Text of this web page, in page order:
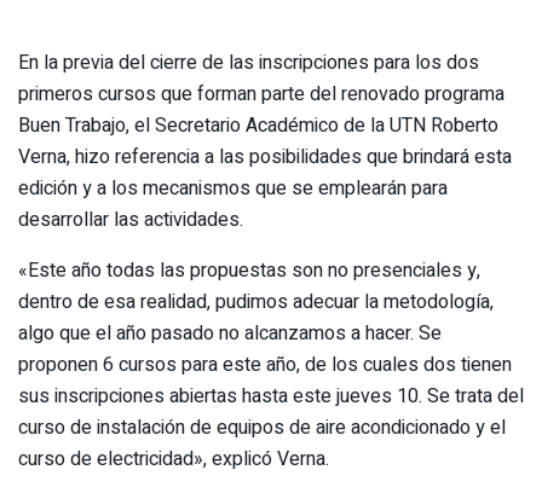
En la previa del cierre de las inscripciones para los dos
primeros cursos que forman parte del renovado programa
Buen Trabajo, el Secretario Académico de la UTN Roberto
Verna, hizo referencia a las posibilidades que brindará esta
edición y a los mecanismos que se emplearán para
desarrollar las actividades.
«Este año todas las propuestas son no presenciales y,
dentro de esa realidad, pudimos adecuar la metodología,
algo que el año pasado no alcanzamos a hacer. Se
proponen 6 cursos para este año, de los cuales dos tienen
sus inscripciones abiertas hasta este jueves 10. Se trata del
curso de instalación de equipos de aire acondicionado y el
curso de electricidad», explicó Verna.